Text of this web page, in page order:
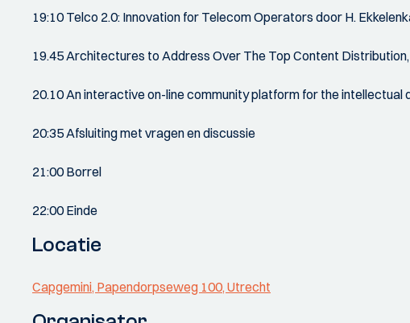
19:10 Telco 2.0: Innovation for Telecom Operators door H.
19.45 Architectures to Address Over The Top Content
20.10 An interactive on-line community platform for the intellectual
20:35 Afsluiting met vragen en discussie
21:00 Borrel
22:00 Einde
Locatie
Capgemini, Papendorpseweg 100, Utrecht